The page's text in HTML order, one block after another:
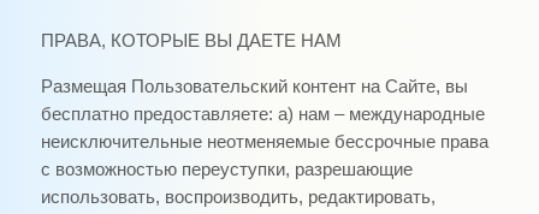
ПРАВА, КОТОРЫЕ ВЫ ДАЕТЕ НАМ
Размещая Пользовательский контент на Сайте, вы
бесплатно предоставляете: а) нам – международные
неисключительные неотменяемые бессрочные права
с возможностью переуступки, разрешающие
использовать, воспроизводить, редактировать,